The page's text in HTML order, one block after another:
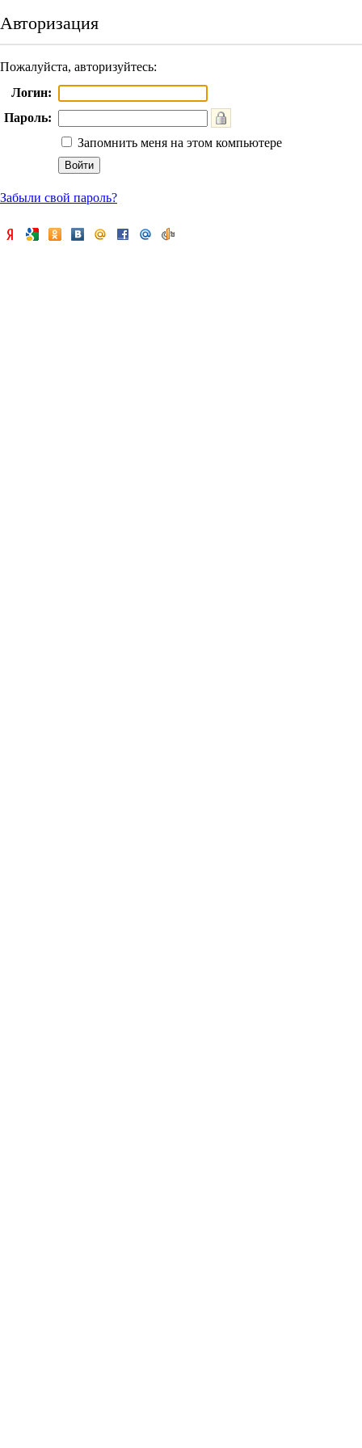
Авторизация
Пожалуйста, авторизуйтесь:
Логин:
Пароль:
Запомнить меня на этом компьютере
Забыли свой пароль?